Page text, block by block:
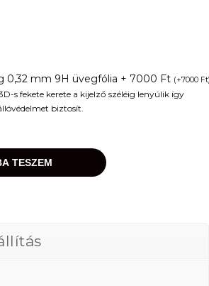
0,32 mm 9H üvegfólia + 7000 Ft (+7000 Ft
s fekete kerete a kijelző széléig lenyúlik így
biztosít.
TESZEM